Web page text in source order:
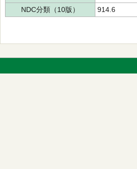
NDC分類（10版）
914.6